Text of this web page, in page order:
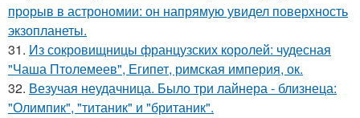
прорыв в астрономии: он напрямую увидел поверхность
экзопланеты.
31. Из сокровищницы французских королей: чудесная
"Чаша Птолемеев", Египет, римская империя, ок.
32. Везучая неудачница. Было три лайнера - близнеца:
"Олимпик", "титаник" и "британик".